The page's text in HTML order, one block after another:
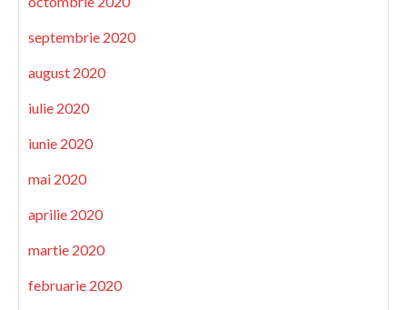
septembrie 2020
august 2020
iulie 2020
iunie 2020
mai 2020
aprilie 2020
martie 2020
februarie 2020